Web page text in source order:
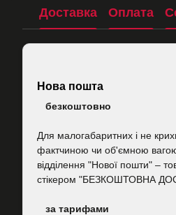
Доставка Оплата
Нова пошта
безкоштовно
Для малогабаритних і не
фактчиною чи об'ємною
відділення "Нової пошти" –
стікером "БЕЗКОШТОВНА
за тарифами